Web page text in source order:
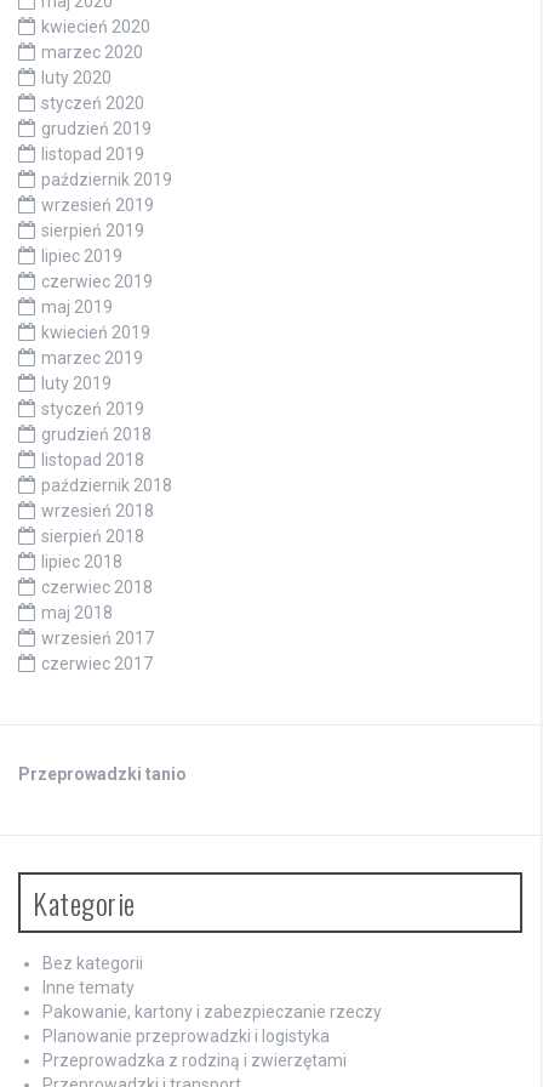
kwiecień 2020
marzec 2020
luty 2020
styczeń 2020
grudzień 2019
listopad 2019
październik 2019
wrzesień 2019
sierpień 2019
lipiec 2019
czerwiec 2019
maj 2019
kwiecień 2019
marzec 2019
luty 2019
styczeń 2019
grudzień 2018
listopad 2018
październik 2018
wrzesień 2018
sierpień 2018
lipiec 2018
czerwiec 2018
maj 2018
wrzesień 2017
czerwiec 2017
Przeprowadzki tanio
Kategorie
Bez kategorii
Inne tematy
Pakowanie, kartony i zabezpieczanie rzeczy
Planowanie przeprowadzki i logistyka
Przeprowadzka z rodziną i zwierzętami